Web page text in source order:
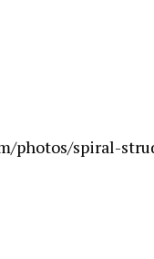
photos/spiral-